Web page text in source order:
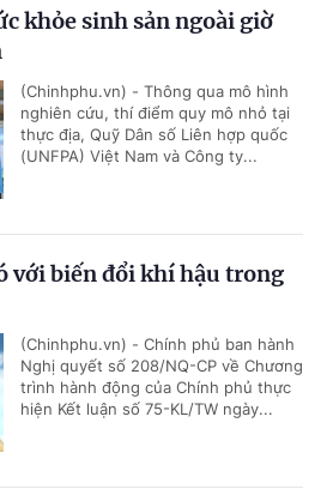
khỏe sinh sản ngoài giờ
(Chinhphu.vn) - Thông qua mô hình
nghiên cứu, thí điểm quy mô nhỏ tại
thực địa, Quỹ Dân số Liên hợp quốc
(UNFPA) Việt Nam và Công ty...
với biến đổi khí hậu trong
(Chinhphu.vn) - Chính phủ ban hành
Nghị quyết số 208/NQ-CP về Chương
trình hành động của Chính phủ thực
hiện Kết luận số 75-KL/TW ngày...